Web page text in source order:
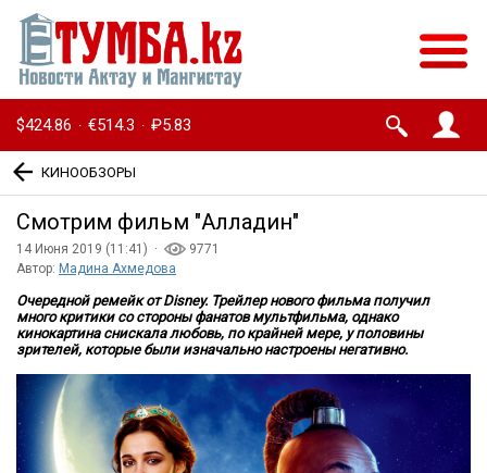
$424.86 · €514.3 · ₽5.83
КИНООБЗОРЫ
Смотрим фильм ″Алладин″
14 Июня 2019 (11:41) ·
9771
Автор: Мадина Ахмедова
Очередной ремейк от Disney. Трейлер нового фильма получил
много критики со стороны фанатов мультфильма, однако
кинокартина снискала любовь, по крайней мере, у половины
зрителей, которые были изначально настроены негативно.